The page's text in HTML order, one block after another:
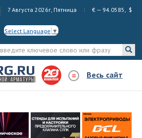
7 Августа 2026г, Пятница € — 94.0585, $
Select Language ▼
Весь сайт